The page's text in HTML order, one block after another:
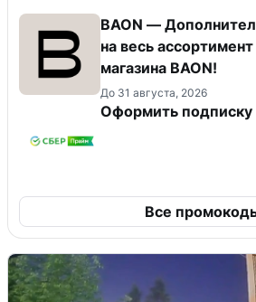
BAON —
на весь
магазина BAON!
До 31 августа, 2026
Оформить подписку
Все